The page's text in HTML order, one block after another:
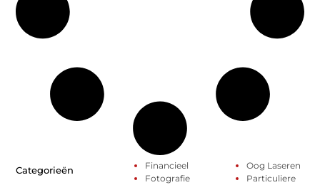
Categorieën
Financieel
Fotografie
Oog Laseren
Particuliere